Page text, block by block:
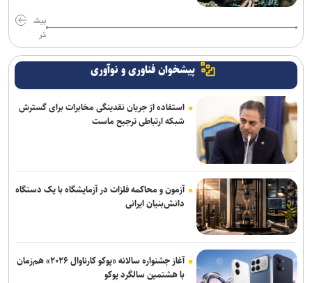
بیش
تر
پیشخوان فناوری و نوآوری
استفاده از جریان نقدینگی مخابرات برای گسترش
شبکه ارتباطی ترجیح ماست
آزمون و محاکمه فلزات در آزمایشگاه با یک دستگاه
دانش‌بنیان ایرانی
آغاز جشنواره سالانه «پوکو کارناوال ۲۰۲۶» هم‌زمان
با هشتمین سالگرد پوکو